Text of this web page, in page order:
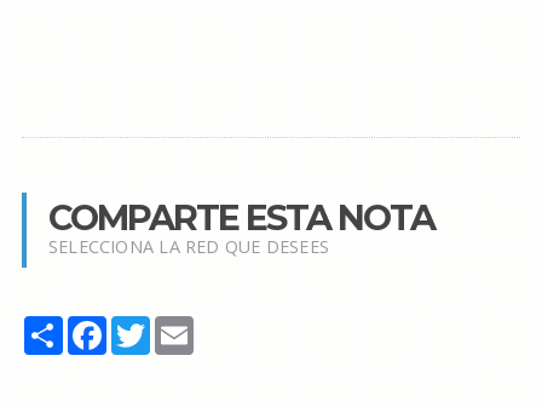
COMPARTE ESTA NOTA
SELECCIONA LA RED QUE DESEES
Share Facebook
TwitterEmail